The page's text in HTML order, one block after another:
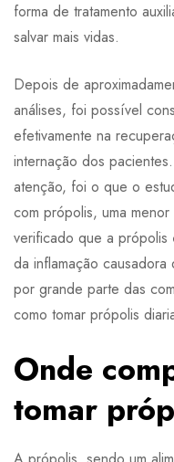
forma de tratamento
salvar mais vidas.
Depois de
análises, foi possível
efetivamente na
internação dos
atenção, foi o que o
com própolis, uma
verificado que a
da inflamação
por grande parte das
como tomar própolis
Onde
tomar